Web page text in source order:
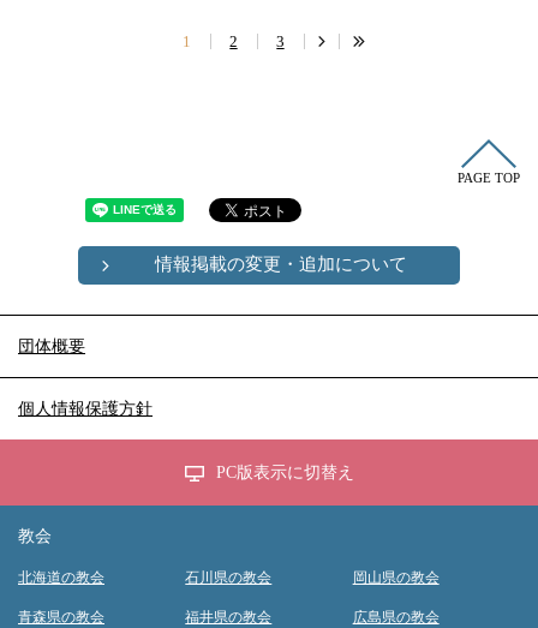
1 2 3
PAGE TOP
情報掲載の変更・追加について
団体概要
個人情報保護方針
PC版表示に切替え
教会
北海道の教会
青森県の教会
石川県の教会
福井県の教会
岡山県の教会
広島県の教会